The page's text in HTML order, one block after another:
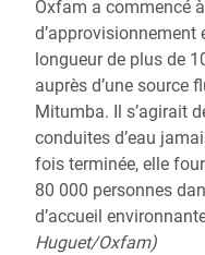
Oxfam a commencé
d’approvisionnement
longueur de plus de
auprès d’une source
Mitumba. Il s’agirait
conduites d’eau
fois terminée, elle
80 000 personnes
d’accueil
Huguet/Oxfam)